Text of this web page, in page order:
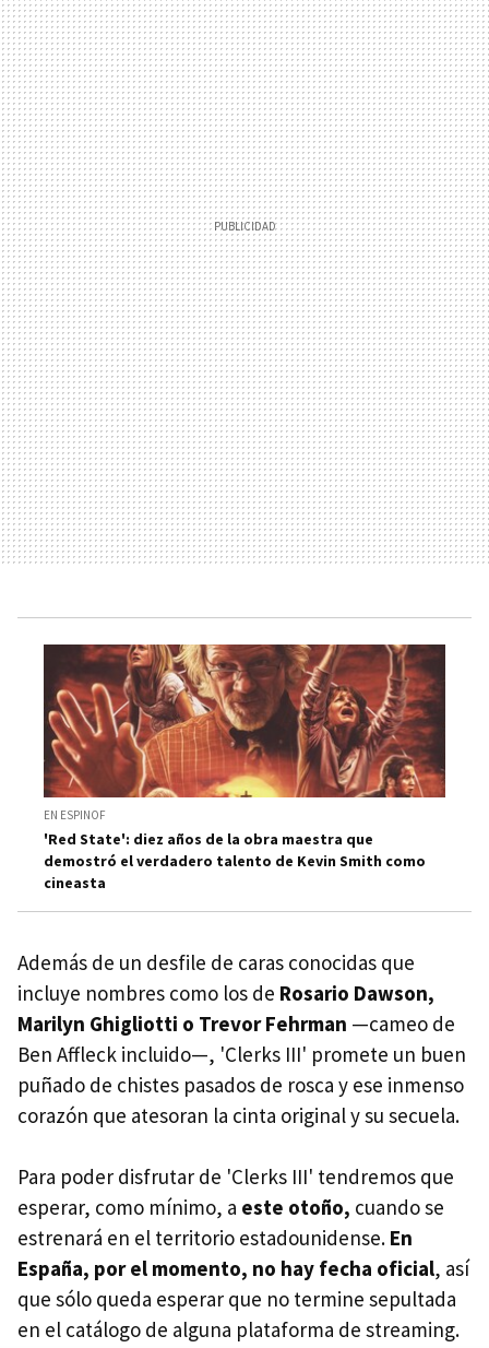
EN ESPINOF
'Red State': diez años de la obra maestra que
demostró el verdadero talento de Kevin Smith como
cineasta
Además de un desfile de caras conocidas que
incluye nombres como los de Rosario Dawson,
Marilyn Ghigliotti o Trevor Fehrman —cameo de
Ben Affleck incluido—, 'Clerks III' promete un buen
puñado de chistes pasados de rosca y ese inmenso
corazón que atesoran la cinta original y su secuela.
Para poder disfrutar de 'Clerks III' tendremos que
esperar, como mínimo, a este otoño, cuando se
estrenará en el territorio estadounidense. En
España, por el momento, no hay fecha oficial, así
que sólo queda esperar que no termine sepultada
en el catálogo de alguna plataforma de streaming.